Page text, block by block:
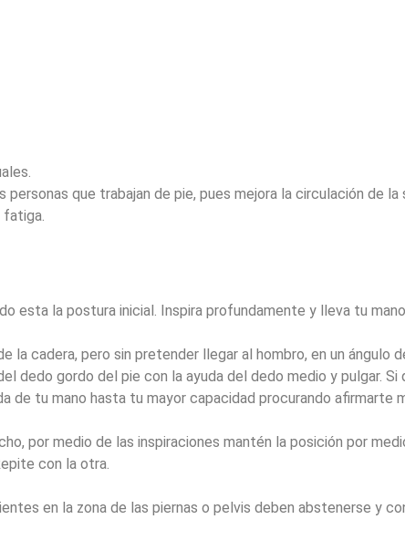
que trabajan de pie, pues mejora la circulación de la
fatiga.
esta la postura inicial. Inspira profundamente y lleva tu
la cadera, pero sin pretender llegar al hombro, en un ángulo
dedo gordo del pie con la ayuda del dedo medio y pulgar. Si
de tu mano hasta tu mayor capacidad procurando afirmarte
por medio de las inspiraciones mantén la posición por
con la otra.
en la zona de las piernas o pelvis deben abstenerse y